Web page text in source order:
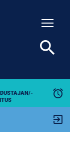
alarm
exit_to_app
search